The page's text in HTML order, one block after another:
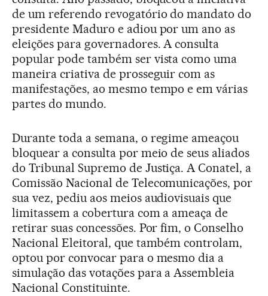
de um referendo revogatório do mandato do
presidente Maduro e adiou por um ano as
eleições para governadores. A consulta
popular pode também ser vista como uma
maneira criativa de prosseguir com as
manifestações, ao mesmo tempo e em várias
partes do mundo.
Durante toda a semana, o regime ameaçou
bloquear a consulta por meio de seus aliados
do Tribunal Supremo de Justiça. A Conatel, a
Comissão Nacional de Telecomunicações, por
sua vez, pediu aos meios audiovisuais que
limitassem a cobertura com a ameaça de
retirar suas concessões. Por fim, o Conselho
Nacional Eleitoral, que também controlam,
optou por convocar para o mesmo dia a
simulação das votações para a Assembleia
Nacional Constituinte.